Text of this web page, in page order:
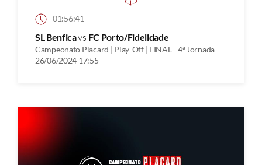
01:56:41
SL Benficavs FC Porto/Fidelidade
Campeonato Placard | Play-Off | FINAL - 4ª Jornada
26/06/2024 17:55